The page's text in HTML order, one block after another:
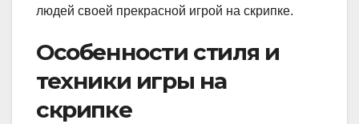
людей своей прекрасной игрой на скрипке.
Особенности стиля и
техники игры на
скрипке